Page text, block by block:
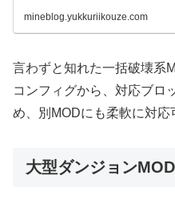
mineblog.yukkuriikouze.com
言わずと知れた一括破壊系
コンフィグから、対応ブロ
め、別MODにも柔軟に対応
大型ダンジョン